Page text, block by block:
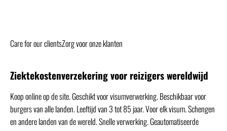
Care for our clientsZorg voor onze klanten
Ziektekostenverzekering voor reizigers wereldwijd
Koop online op de site. Geschikt voor visumverwerking. Beschikbaar voor
burgers van alle landen. Leeftijd van 3 tot 85 jaar. Voor elk visum. Schengen
en andere landen van de wereld. Snelle verwerking. Geautomatiseerde